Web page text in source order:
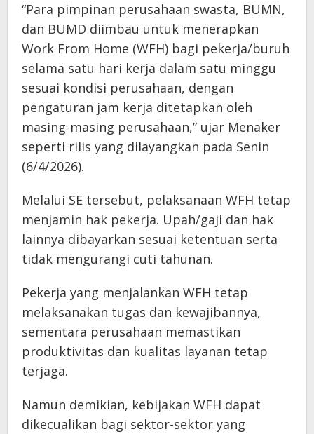
“Para pimpinan perusahaan swasta, BUMN,
dan BUMD diimbau untuk menerapkan
Work From Home (WFH) bagi pekerja/buruh
selama satu hari kerja dalam satu minggu
sesuai kondisi perusahaan, dengan
pengaturan jam kerja ditetapkan oleh
masing-masing perusahaan,” ujar Menaker
seperti rilis yang dilayangkan pada Senin
(6/4/2026).
Melalui SE tersebut, pelaksanaan WFH tetap
menjamin hak pekerja. Upah/gaji dan hak
lainnya dibayarkan sesuai ketentuan serta
tidak mengurangi cuti tahunan.
Pekerja yang menjalankan WFH tetap
melaksanakan tugas dan kewajibannya,
sementara perusahaan memastikan
produktivitas dan kualitas layanan tetap
terjaga.
Namun demikian, kebijakan WFH dapat
dikecualikan bagi sektor-sektor yang